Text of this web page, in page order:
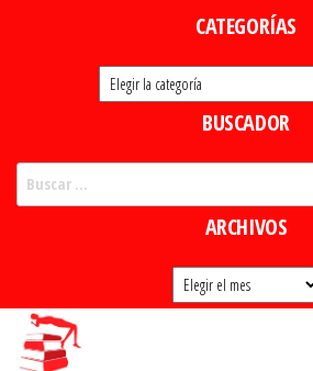
CATEGORÍAS
Categorías
BUSCADOR
ARCHIVOS
Archivos